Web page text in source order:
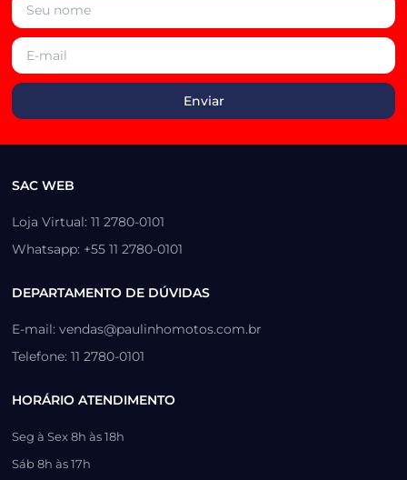
SAC WEB
Loja Virtual: 11 2780-0101
Whatsapp: +55 11 2780-0101
DEPARTAMENTO DE DÚVIDAS
E-mail: vendas@paulinhomotos.com.br
Telefone: 11 2780-0101
HORÁRIO ATENDIMENTO
Seg à Sex 8h às 18h
Sáb 8h às 17h